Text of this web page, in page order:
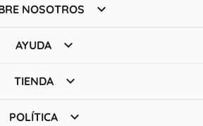
NOSOTROS 
AYUDA 
TIENDA 
POLÍTICA 